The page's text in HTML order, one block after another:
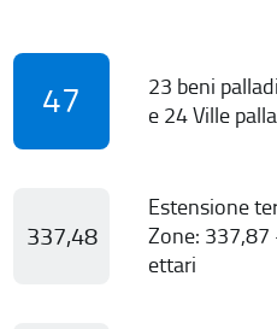
47
23 beni
e 24 Ville
337,48
Estensione
Zone:
ettari